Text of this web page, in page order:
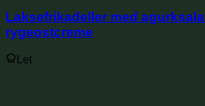
Laksefrikadeller med
rygeostcreme
Let